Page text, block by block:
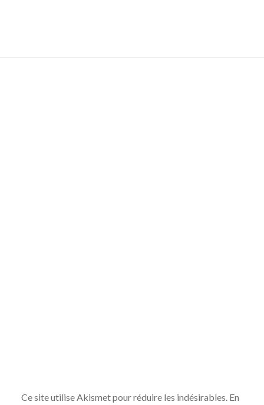
Ce site utilise Akismet pour réduire les indésirables. En